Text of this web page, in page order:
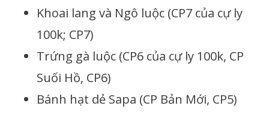
Khoai lang và Ngô luộc (CP7 của cự ly
100k; CP7)
Trứng gà luộc (CP6 của cự ly 100k, CP
Suối Hồ, CP6)
Bánh hạt dẻ Sapa (CP Bản Mới, CP5)